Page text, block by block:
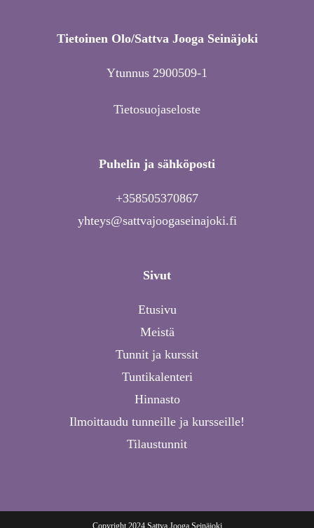
Tietoinen Olo/Sattva Jooga Seinäjoki
Ytunnus 2900509-1
Tietosuojaseloste
Puhelin ja sähköposti
+358505370867
yhteys@sattvajoogaseinajoki.fi
Sivut
Etusivu
Meistä
Tunnit ja kurssit
Tuntikalenteri
Hinnasto
Ilmoittaudu tunneille ja kursseille!
Tilaustunnit
Copyright 2024 Sattva Jooga Seinäjoki